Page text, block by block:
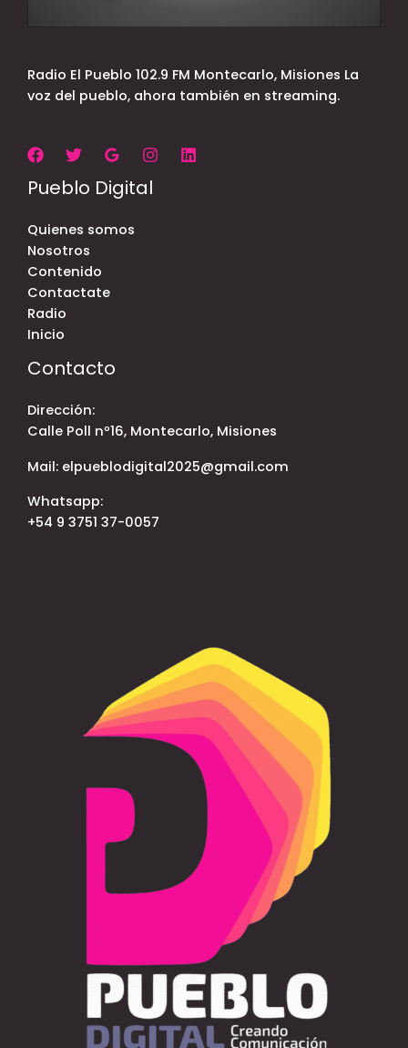
Radio El Pueblo 102.9 FM Montecarlo, Misiones La
voz del pueblo, ahora también en streaming.
Pueblo Digital
Quienes somos
Nosotros
Contenido
Contactate
Radio
Inicio
Contacto
Dirección:
Calle Poll nº16, Montecarlo, Misiones
Mail: elpueblodigital2025@gmail.com
Whatsapp:
+54 9 3751 37-0057